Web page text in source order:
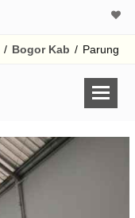
/ Bogor Kab / Parung
Harga Rp